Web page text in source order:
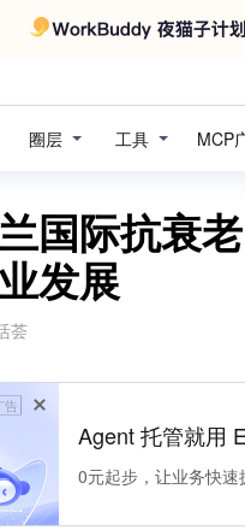
圈层 工具 MCP
国际抗衰
发展
荟
告
Agent 托管就用
0元起步，让业务快